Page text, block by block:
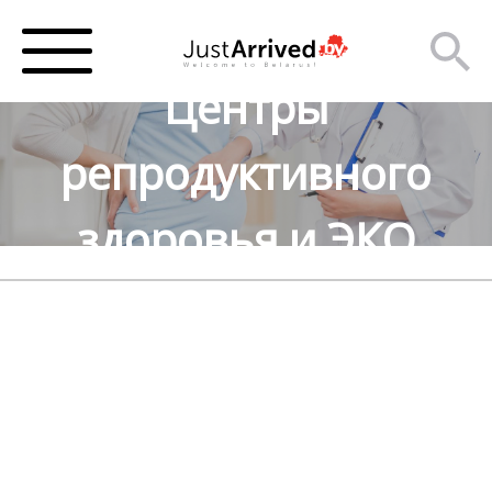
Центры
репродуктивного
здоровья и ЭКО